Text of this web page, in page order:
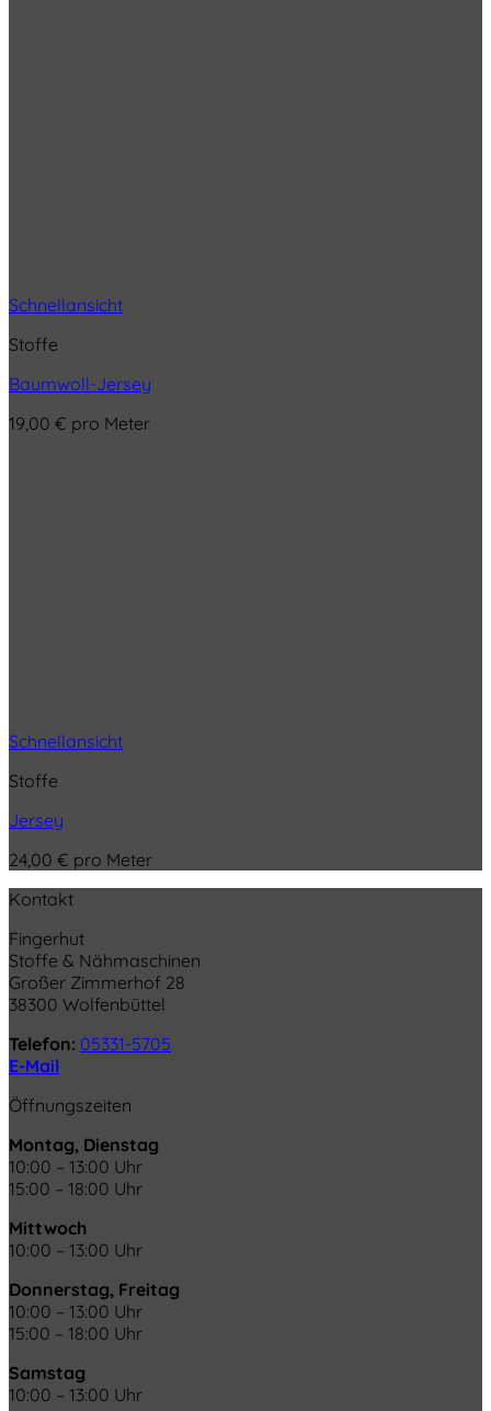
Schnellansicht
Stoffe
Baumwoll-Jersey
19,00 € pro Meter
Schnellansicht
Stoffe
Jersey
24,00 € pro Meter
Kontakt
Fingerhut
Stoffe & Nähmaschinen
Großer Zimmerhof 28
38300 Wolfenbüttel
Telefon: 05331-5705
E-Mail
Öffnungszeiten
Montag, Dienstag
10:00 – 13:00 Uhr
15:00 – 18:00 Uhr
Mittwoch
10:00 – 13:00 Uhr
Donnerstag, Freitag
10:00 – 13:00 Uhr
15:00 – 18:00 Uhr
Samstag
10:00 – 13:00 Uhr